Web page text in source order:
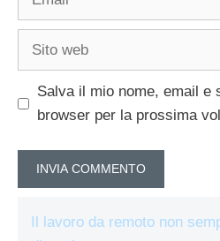
Sito
Salva il mio nome, email e
browser per la prossima
Il lavoro da remoto non